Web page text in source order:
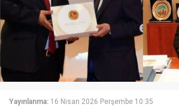
Yayınlanma: 16 Nisan 2026 Perşembe 10:35